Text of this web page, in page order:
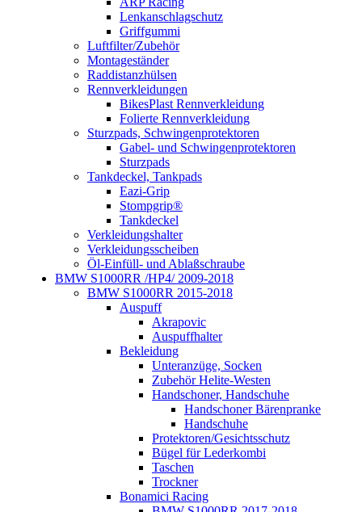
Lenkanschlagschutz
Griffgummi
Luftfilter/Zubehör
Montageständer
Raddistanzhülsen
Rennverkleidungen
BikesPlast Rennverkleidung
Folierte Rennverkleidung
Sturzpads, Schwingenprotektoren
Gabel- und Schwingenprotektoren
Sturzpads
Tankdeckel, Tankpads
Eazi-Grip
Stompgrip®
Tankdeckel
Verkleidungshalter
Verkleidungsscheiben
Öl-Einfüll- und Ablaßschraube
BMW S1000RR /HP4/ 2009-2018
BMW S1000RR 2015-2018
Auspuff
Akrapovic
Auspuffhalter
Bekleidung
Unteranzüge, Socken
Zubehör Helite-Westen
Handschoner, Handschuhe
Handschoner Bärenpranke
Handschuhe
Protektoren/Gesichtsschutz
Bügel für Lederkombi
Taschen
Trockner
Bonamici Racing